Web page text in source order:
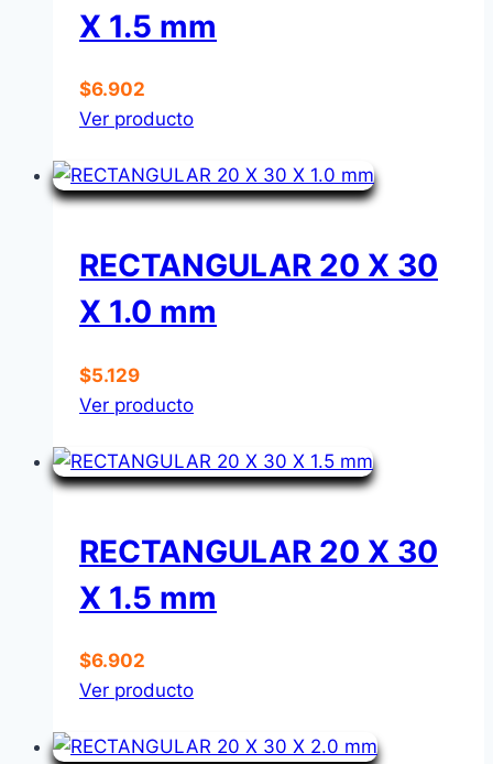
X 1.5 mm
$6.902
Ver producto
RECTANGULAR 20 X 30
X 1.0 mm
$5.129
Ver producto
RECTANGULAR 20 X 30
X 1.5 mm
$6.902
Ver producto